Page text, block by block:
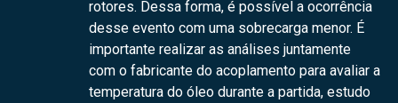
rotores. Dessa forma, é possível a ocorrência
desse evento com uma sobrecarga menor. É
importante realizar as análises juntamente
com o fabricante do acoplamento para avaliar a
temperatura do óleo durante a partida, estudo